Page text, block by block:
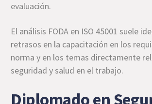
evaluación.
El análisis FODA en ISO 45001 suele
retrasos en la capacitación en los
norma y en los temas directamente
seguridad y salud en el trabajo.
Diplomado en